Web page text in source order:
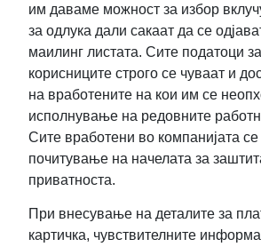
им даваме можност за избор
за одлука дали сакаат да се
маилинг листата. Сите податоци
корисниците строго се чуваат и
на вработените на кои им се
исполнување на редовните
Сите вработени во компанијата
почитување на начелата за
приватноста.
При внесување на деталите за
картичка, чувствителните